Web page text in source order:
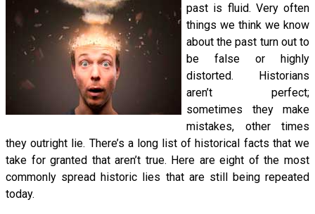
past is fluid. Very often
things we think we know
about the past turn out to
be false or highly
distorted. Historians
aren’t perfect;
sometimes they make
mistakes, other times
they outright lie. There’s a long list of historical facts that we
take for granted that aren’t true. Here are eight of the most
commonly spread historic lies that are still being repeated
today.